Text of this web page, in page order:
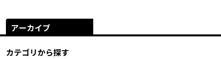
アーカイブ
カテゴリから探す